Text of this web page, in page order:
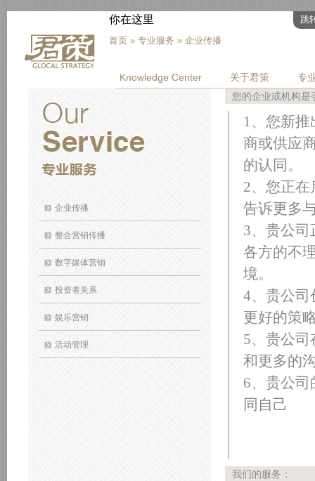
跳
Knowledge Center 关于君策 专
你在这里
首页 » 专业服务 » 企业传播
企业传播
整合营销传播
数字媒体营销
投资者关系
娱乐营销
活动管理
您的企业或机构是
1、您新
商或供应
的认同。
2、您正
告诉更多
3、贵公
各方的不
境。
4、贵公司
更好的策
5、贵公
和更多的
6、贵公
同自己
我们的服务：